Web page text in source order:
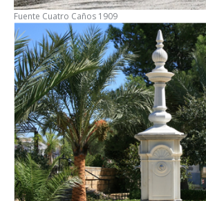
Fuente Cuatro Caños 1909